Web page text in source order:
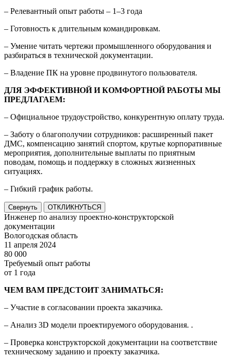
– Релевантный опыт работы – 1–3 года
– Готовность к длительным командировкам.
– Умение читать чертежи промышленного оборудования и
разбираться в технической документации.
– Владение ПК на уровне продвинутого пользователя.
ДЛЯ ЭФФЕКТИВНОЙ И КОМФОРТНОЙ РАБОТЫ МЫ
ПРЕДЛАГАЕМ:
– Официальное трудоустройство, конкурентную оплату труда.
– Заботу о благополучии сотрудников: расширенный пакет
ДМС, компенсацию занятий спортом, крутые корпоративные
мероприятия, дополнительные выплаты по приятным
поводам, помощь и поддержку в сложных жизненных
ситуациях.
– Гибкий график работы.
Свернуть ОТКЛИКНУТЬСЯ
Инженер по анализу проектно-конструкторской
документации
Вологодская область
11 апреля 2024
80 000
Требуемый опыт работы
от 1 года
ЧЕМ ВАМ ПРЕДСТОИТ ЗАНИМАТЬСЯ:
– Участие в согласовании проекта заказчика.
– Анализ 3D модели проектируемого оборудования. .
– Проверка конструкторской документации на соответствие
техническому заданию и проекту заказчика.